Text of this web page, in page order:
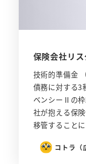
保険会社リ
技術的準備金
債務に対する3
ベンシーⅡの
社が抱える保
移管すること
コトラ（